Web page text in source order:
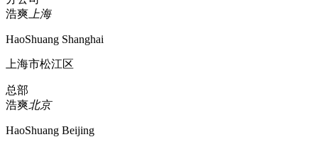
浩爽 上海
HaoShuang Shanghai
上海市松江区
总部
浩爽北京
HaoShuang Beijing